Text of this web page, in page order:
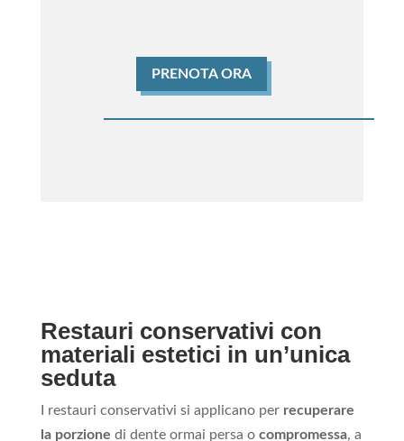
PRENOTA ORA
Restauri conservativi con
materiali estetici in un’unica
seduta
I restauri conservativi si applicano per recuperare
la porzione di dente ormai persa o compromessa, a